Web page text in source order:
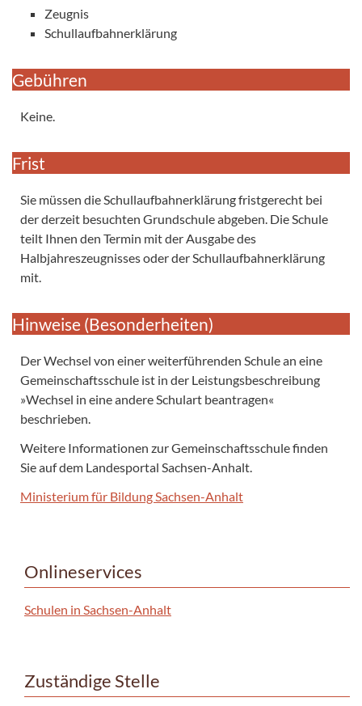
Zeugnis
Schullaufbahnerklärung
Gebühren
Keine.
Frist
Sie müssen die Schullaufbahnerklärung fristgerecht bei
der derzeit besuchten Grundschule abgeben. Die Schule
teilt Ihnen den Termin mit der Ausgabe des
Halbjahreszeugnisses oder der Schullaufbahnerklärung
mit.
Hinweise (Besonderheiten)
Der Wechsel von einer weiterführenden Schule an eine
Gemeinschaftsschule ist in der Leistungsbeschreibung
»Wechsel in eine andere Schulart beantragen«
beschrieben.
Weitere Informationen zur Gemeinschaftsschule finden
Sie auf dem Landesportal Sachsen-Anhalt.
Ministerium für Bildung Sachsen-Anhalt
Onlineservices
Schulen in Sachsen-Anhalt
Zuständige Stelle